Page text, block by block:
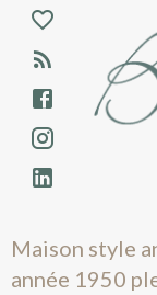
Maison
Aparté haute
En-tête
Liens
Maison style
année 1950